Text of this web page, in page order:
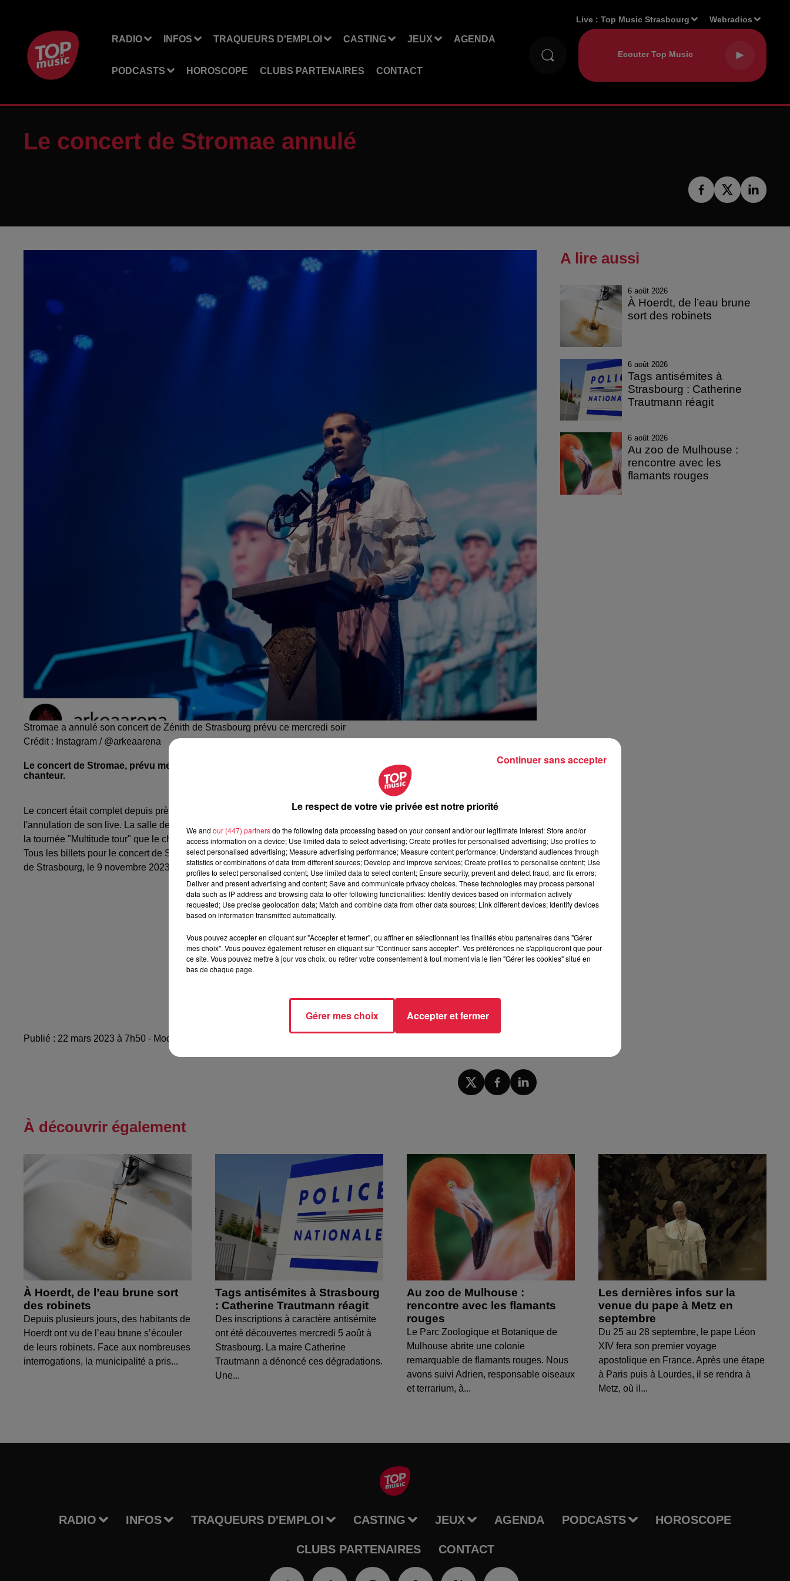
RADIO INFOS TRAQUEURS D'EMPLOI CASTING JEUX AGENDA
PODCASTS HOROSCOPE CLUBS PARTENAIRES CONTACT
Live :Top Music Strasbourg Webradios
Le concert de Stromae annulé
Stromae a annulé son concert de Zénith de Strasbourg prévu ce mercredi soir
Crédit : Instagram / @arkeaarena
Le concert de Stromae, prévu mercredi au Zénith de Strasbourg, est annulé. Raison invoquée : la santé du
chanteur.
Le concert était complet depuis près d'un an. Mauvaise nouvelle pour les fans de Stromae : la production a annoncé
l'annulation de son live. La salle de concert invoque des "
la tournée "Multitude tour" que le chanteur a entamé il y a plus d'un an. Une tourrnée qui affiche complet partout en France.
Tous les billets pour le concert de Stromae sont remboursables. Le chanteur belege sera de retour sur la scène du Zénith
de Strasbourg, le 9 novembre 2023.
Publié : 22 mars 2023 à 7h50 - Modifié : 24 mars 2023 à 9h09 Antoine Martin
A lire aussi
6 août 2026
À Hoerdt, de l’eau brune
sort des robinets
6 août 2026
Tags antisémites à
Strasbourg : Catherine
Trautmann réagit
6 août 2026
Au zoo de Mulhouse :
rencontre avec les
flamants rouges
À découvrir également
À Hoerdt, de l’eau brune sort
des robinets
Depuis plusieurs jours, des habitants de
Hoerdt ont vu de l’eau brune s’écouler
de leurs robinets. Face aux nombreuses
interrogations, la municipalité a pris...
Tags antisémites à Strasbourg
: Catherine Trautmann réagit
Des inscriptions à caractère antisémite
ont été découvertes mercredi 5 août à
Strasbourg. La maire Catherine
Trautmann a dénoncé ces dégradations.
Une...
Au zoo de Mulhouse :
rencontre avec les flamants
rouges
Le Parc Zoologique et Botanique de
Mulhouse abrite une colonie
remarquable de flamants rouges. Nous
avons suivi Adrien, responsable oiseaux
et terrarium, à...
Les dernières infos sur la
venue du pape à Metz en
septembre
Du 25 au 28 septembre, le pape Léon
XIV fera son premier voyage
apostolique en France. Après une étape
à Paris puis à Lourdes, il se rendra à
Metz, où il...
RADIO INFOS TRAQUEURS D'EMPLOI CASTING JEUX AGENDA PODCASTS HOROSCOPE
CLUBS PARTENAIRES CONTACT
Le respect de votre vie privée est notre priorité
We and our (447) partnersdo the following data processing based on your consent and/or our legitimate interest: Store and/or
access information on a device; Use limited data to select advertising; Create profiles for personalised advertising; Use profiles to
select personalised advertising; Measure advertising performance; Measure content performance; Understand audiences through
statistics or combinations of data from different sources; Develop and improve services; Create profiles to personalise content; Use
profiles to select personalised content; Use limited data to select content; Ensure security, prevent and detect fraud, and fix errors;
Deliver and present advertising and content; Save and communicate privacy choices. These technologies may process personal
data such as IP address and browsing data to offer following functionalities: Identify devices based on information actively
requested; Use precise geolocation data; Match and combine data from other data sources; Link different devices; Identify devices
based on information transmitted automatically.
Vous pouvez accepter en cliquant sur "Accepter et fermer", ou affiner en sélectionnant les finalités et/ou partenaires dans "Gérer
mes choix". Vous pouvez également refuser en cliquant sur "Continuer sans accepter". Vos préférences ne s'appliqueront que pour
ce site. Vous pouvez mettre à jour vos choix, ou retirer votre consentement à tout moment via le lien "Gérer les cookies" situé en
bas de chaque page.
Gérer mes choix Accepter et fermer
Continuer sans accepter